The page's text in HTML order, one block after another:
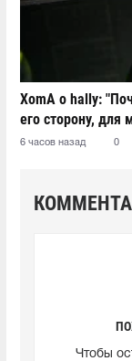
XomA о hally:
его сторону, для
6 часов назад 0
Чтобы